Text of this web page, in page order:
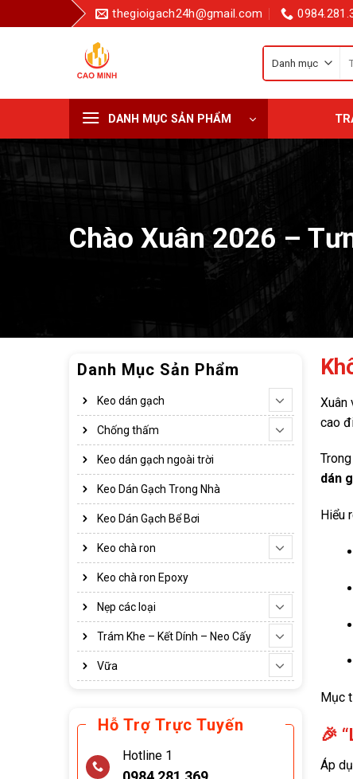
qua
thegioigach24h@gmail.com
DANH MỤC SẢN PHẨM
Chào Xuân 2026 –
Danh Mục Sản Phẩm
Keo dán gạch
Chống thấm
Keo dán gạch ngoài trời
Keo Dán Gạch Trong Nhà
Keo Dán Gạch Bể Bơi
Keo chà ron
Keo chà ron Epoxy
Nẹp các loại
Trám Khe – Kết Dính – Neo Cấy
Vữa
Hỗ Trợ Trực Tuyến
Hotline 1
Xuân
cao
dán
Hiểu
Mục
🎉
Áp